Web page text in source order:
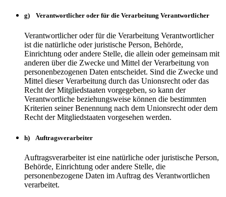
g) Verantwortlicher oder für die Verarbeitung Verantwortlicher
Verantwortlicher oder für die Verarbeitung Verantwortlicher
ist die natürliche oder juristische Person, Behörde,
Einrichtung oder andere Stelle, die allein oder gemeinsam mit
anderen über die Zwecke und Mittel der Verarbeitung von
personenbezogenen Daten entscheidet. Sind die Zwecke und
Mittel dieser Verarbeitung durch das Unionsrecht oder das
Recht der Mitgliedstaaten vorgegeben, so kann der
Verantwortliche beziehungsweise können die bestimmten
Kriterien seiner Benennung nach dem Unionsrecht oder dem
Recht der Mitgliedstaaten vorgesehen werden.
h) Auftragsverarbeiter
Auftragsverarbeiter ist eine natürliche oder juristische Person,
Behörde, Einrichtung oder andere Stelle, die
personenbezogene Daten im Auftrag des Verantwortlichen
verarbeitet.